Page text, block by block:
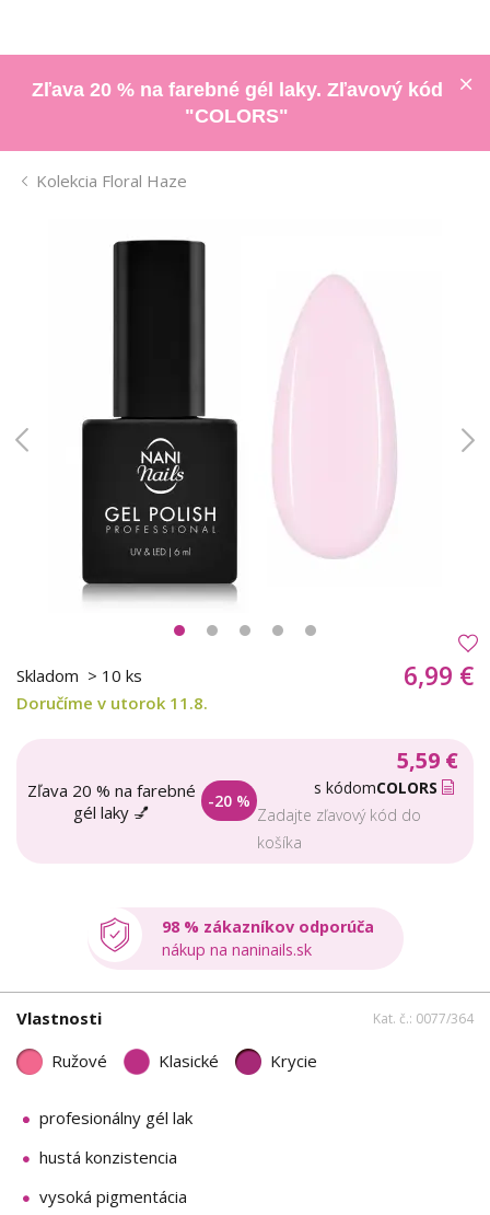
Zľava 20 % na farebné gél laky. Zľavový kód
"COLORS"
Kolekcia Floral Haze
Skladom > 10 ks
Doručíme v utorok 11.8.
6,99 €
Zľava 20 % na farebné
gél laky 💅
-20 %
5,59 €
s kódomCOLORS
Zadajte zľavový kód do
košíka
98 % zákazníkov odporúča
nákup na naninails.sk
Vlastnosti Kat. č.: 0077/364
Ružové Klasické Krycie
profesionálny gél lak
hustá konzistencia
vysoká pigmentácia